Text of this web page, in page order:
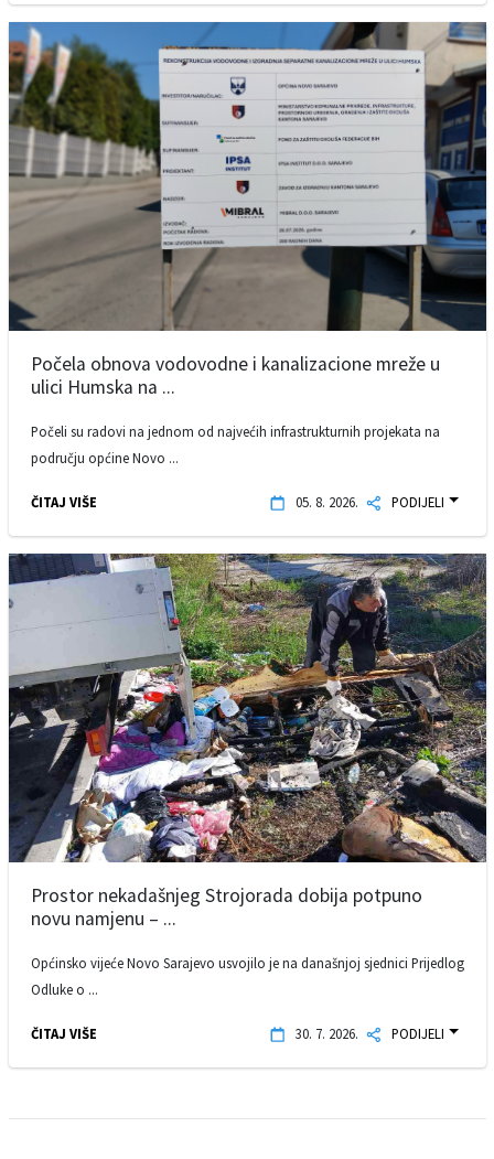
Počela obnova vodovodne i kanalizacione mreže u
ulici Humska na ...
Počeli su radovi na jednom od najvećih infrastrukturnih projekata na
području općine Novo ...
ČITAJ VIŠE 05. 8. 2026. PODIJELI
Prostor nekadašnjeg Strojorada dobija potpuno
novu namjenu – ...
Općinsko vijeće Novo Sarajevo usvojilo je na današnjoj sjednici Prijedlog
Odluke o ...
ČITAJ VIŠE 30. 7. 2026. PODIJELI